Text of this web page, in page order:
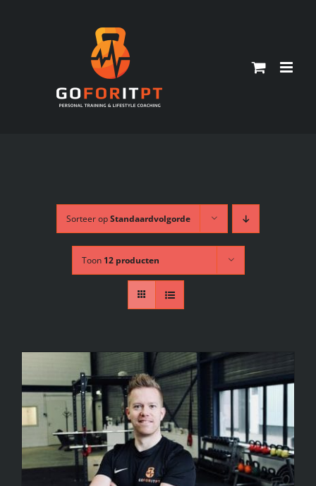
Sorteer opStandaardvolgorde
Toon 12 producten